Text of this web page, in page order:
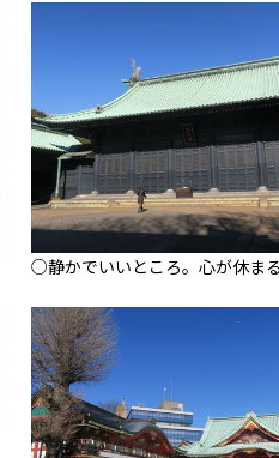
○静かでいいところ。心が休ま